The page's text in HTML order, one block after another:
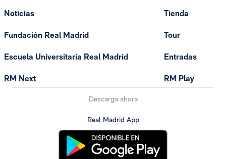
Noticias
Fundación Real Madrid
Escuela Universitaria Real Madrid
RM Next
Tienda
Tour
Entradas
RM Play
Descarga ahora
Real Madrid App